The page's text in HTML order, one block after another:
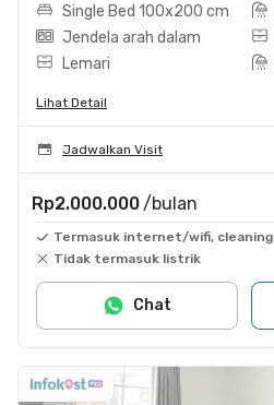
Single Bed 100x200 cm
Jendela arah dalam
Lemari
Lihat Detail
Jadwalkan Visit
Rp2.000.000 /bulan
Termasuk internet/wifi, cleaning
Tidak termasuk listrik
Chat